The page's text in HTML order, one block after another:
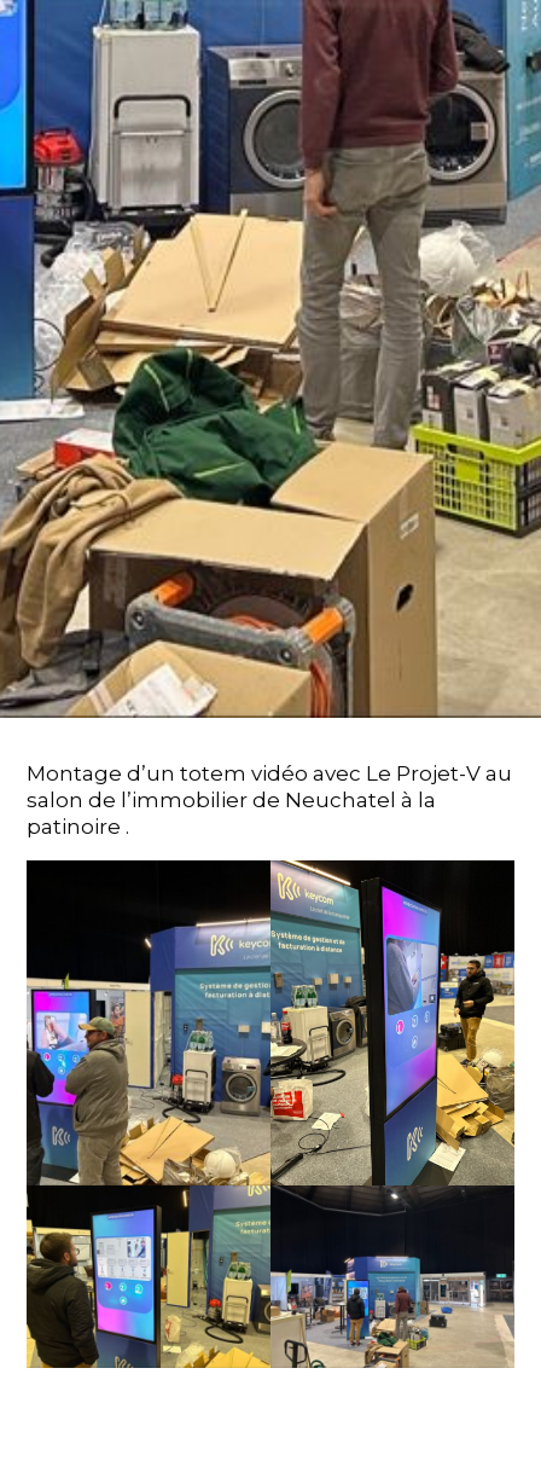
Montage d’un totem vidéo avec Le Projet-V au
salon de l’immobilier de Neuchatel à la
patinoire .